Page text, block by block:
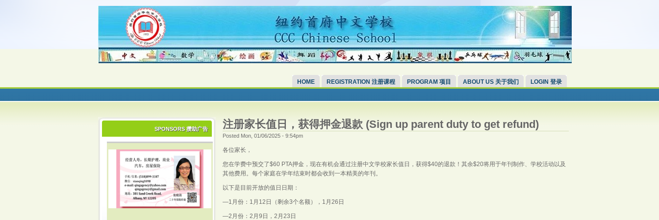
HOME REGISTRATION 注册课程 PROGRAM 项目 ABOUT US 关于我们 LOGIN 登录
SPONSORS 攒助广告 注册家长值日，获得押金退款 (Sign up parent duty to get refund)
Posted Mon, 01/06/2025 - 9:54pm
各位家长，
您在学费中预交了$60 PTA押金，现在有机会通过注册中文学校家长值日，获得$40的退款！其余$20将用于年刊制作、学校活动以及
其他费用。每个家庭在学年结束时都会收到一本精美的年刊。
以下是目前开放的值日日期：
—1月份：1月12日（剩余3个名额），1月26日
—2月份：2月9日，2月23日